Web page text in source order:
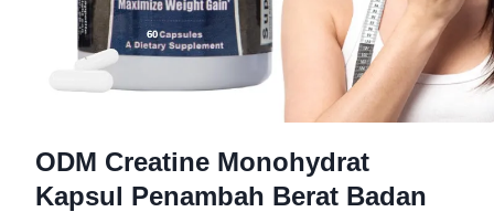
ODM Creatine Monohydrat
Kapsul Penambah Berat Badan